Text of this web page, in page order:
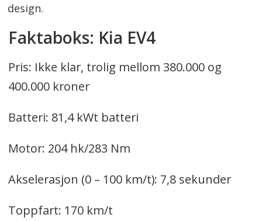
design.
Faktaboks: Kia EV4
Pris: Ikke klar, trolig mellom 380.000 og
400.000 kroner
Batteri: 81,4 kWt batteri
Motor: 204 hk/283 Nm
Akselerasjon (0 – 100 km/t): 7,8 sekunder
Toppfart: 170 km/t